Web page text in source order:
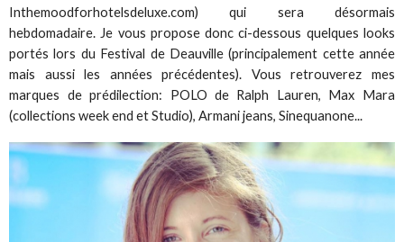
Inthemoodforhotelsdeluxe.com) qui sera désormais
hebdomadaire. Je vous propose donc ci-dessous quelques looks
portés lors du Festival de Deauville (principalement cette année
mais aussi les années précédentes). Vous retrouverez mes
marques de prédilection: POLO de Ralph Lauren, Max Mara
(collections week end et Studio), Armani jeans, Sinequanone...